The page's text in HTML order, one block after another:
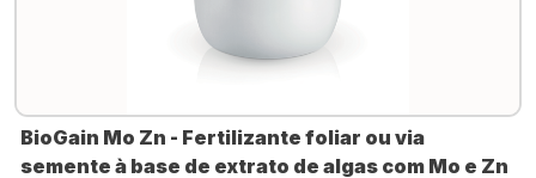
BioGain Mo Zn - Fertilizante foliar ou via
semente à base de extrato de algas com Mo e Zn